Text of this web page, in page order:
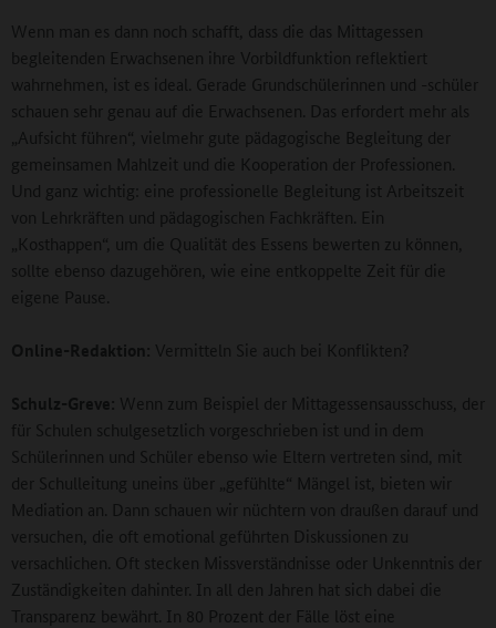
Wenn man es dann noch schafft, dass die das Mittagessen
begleitenden Erwachsenen ihre Vorbildfunktion reflektiert
wahrnehmen, ist es ideal. Gerade Grundschülerinnen und -schüler
schauen sehr genau auf die Erwachsenen. Das erfordert mehr als
„Aufsicht führen“, vielmehr gute pädagogische Begleitung der
gemeinsamen Mahlzeit und die Kooperation der Professionen.
Und ganz wichtig: eine professionelle Begleitung ist Arbeitszeit
von Lehrkräften und pädagogischen Fachkräften. Ein
„Kosthappen“, um die Qualität des Essens bewerten zu können,
sollte ebenso dazugehören, wie eine entkoppelte Zeit für die
eigene Pause.
Online-Redaktion: Vermitteln Sie auch bei Konflikten?
Schulz-Greve: Wenn zum Beispiel der Mittagessensausschuss, der
für Schulen schulgesetzlich vorgeschrieben ist und in dem
Schülerinnen und Schüler ebenso wie Eltern vertreten sind, mit
der Schulleitung uneins über „gefühlte“ Mängel ist, bieten wir
Mediation an. Dann schauen wir nüchtern von draußen darauf und
versuchen, die oft emotional geführten Diskussionen zu
versachlichen. Oft stecken Missverständnisse oder Unkenntnis der
Zuständigkeiten dahinter. In all den Jahren hat sich dabei die
Transparenz bewährt. In 80 Prozent der Fälle löst eine